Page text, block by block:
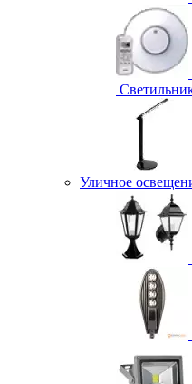
Уличное